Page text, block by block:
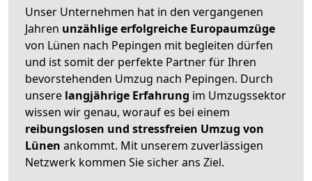
Unser Unternehmen hat in den vergangenen
Jahren unzählige erfolgreiche Europaumzüge
von Lünen nach Pepingen mit begleiten dürfen
und ist somit der perfekte Partner für Ihren
bevorstehenden Umzug nach Pepingen. Durch
unsere langjährige Erfahrung im Umzugssektor
wissen wir genau, worauf es bei einem
reibungslosen und stressfreien Umzug von
Lünen ankommt. Mit unserem zuverlässigen
Netzwerk kommen Sie sicher ans Ziel.